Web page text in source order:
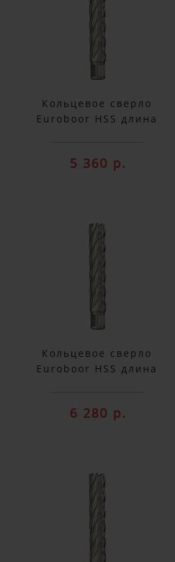
Кольцевое сверло
Euroboor HSS длина
5 360 р.
Кольцевое сверло
Euroboor HSS длина
6 280 р.